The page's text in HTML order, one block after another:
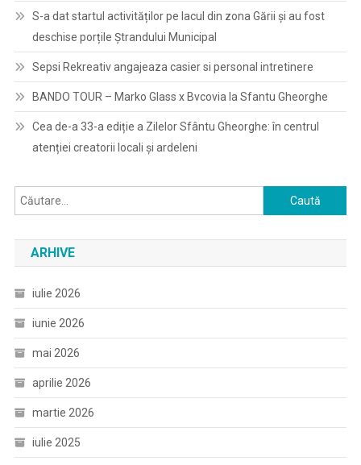
S-a dat startul activităților pe lacul din zona Gării și au fost
deschise porțile Ștrandului Municipal
Sepsi Rekreativ angajeaza casier si personal intretinere
BANDO TOUR – Marko Glass x Bvcovia la Sfantu Gheorghe
Cea de-a 33-a ediție a Zilelor Sfântu Gheorghe: în centrul
atenției creatorii locali și ardeleni
Caută
după:
ARHIVE
iulie 2026
iunie 2026
mai 2026
aprilie 2026
martie 2026
iulie 2025